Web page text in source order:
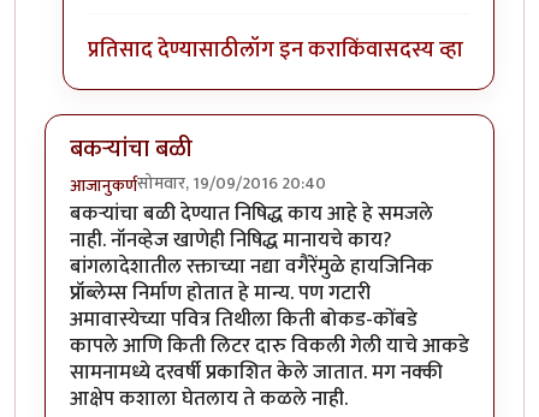
प्रतिसाद देण्यासाठीलॉग इन कराकिंवासदस्य व्हा
बकऱ्यांचा बळी
आजानुकर्णसोमवार, 19/09/2016 20:40
बकऱ्यांचा बळी देण्यात निषिद्ध काय आहे हे समजले
नाही. नॉनव्हेज खाणेही निषिद्ध मानायचे काय?
बांगलादेशातील रक्ताच्या नद्या वगैरेंमुळे हायजिनिक
प्रॉब्लेम्स निर्माण होतात हे मान्य. पण गटारी
अमावास्येच्या पवित्र तिथीला किती बोकड-कोंबडे
कापले आणि किती लिटर दारु विकली गेली याचे आकडे
सामनामध्ये दरवर्षी प्रकाशित केले जातात. मग नक्की
आक्षेप कशाला घेतलाय ते कळले नाही.